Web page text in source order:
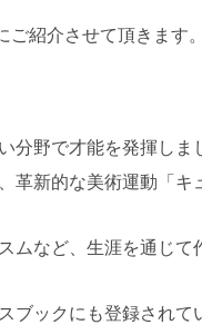
紹介させて頂きます。
分野で才能を発揮しま
革新的な美術運動「キ
ムなど、生涯を通じて
ブックにも登録されて